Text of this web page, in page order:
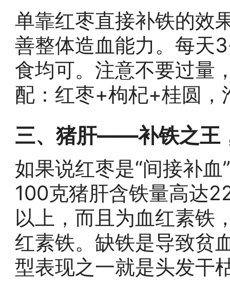
单靠红枣直接补铁的效
善整体造血能力。每天
食均可。注意不要过量
配：红枣+枸杞+桂圆，
三、猪肝——补铁之王
如果说红枣是“间接补血
100克猪肝含铁量高达
以上，而且为血红素铁
红素铁。缺铁是导致贫
型表现之一就是头发干